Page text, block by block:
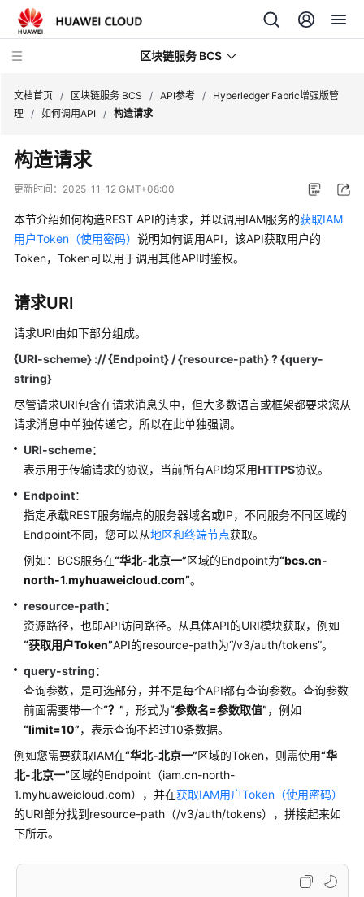
区块链服务 BCS
最
新
动
产
品
绍
计
说
明
快
入
门
用
户
南
最
佳
实
践
开
发
指
API
参
考
文档首页 / 区块链服务 BCS / API参考 /
Hyperledger Fabric增强版管
理 / 如何调用API / 构造请求
构造请求
更新时间： 2025-11-12 GMT+08:00
本节介绍如何构造REST API的请求，并以调用IAM服务的获取IAM
用户Token（使用密码） 说明如何调用API，该API获取用户的
Token，Token可以用于调用其他API时鉴权。
请求URI
请求URI由如下部分组成。
{URI-scheme} :// {Endpoint} / {resource-path} ? {query-
string}
尽管请求URI包含在请求消息头中，但大多数语言或框架都要求您从
请求消息中单独传递它，所以在此单独强调。
URI-scheme：
表示用于传输请求的协议，当前所有API均采用HTTPS协议。
Endpoint：
指定承载REST服务端点的服务器域名或IP，不同服务不同区域的
Endpoint不同，您可以从地区和终端节点获取。
例如：BCS服务在“华北-北京一”区域的Endpoint为“bcs.cn-
north-1.myhuaweicloud.com”。
resource-path：
资源路径，也即API访问路径。从具体API的URI模块获取，例如
“获取用户Token”API的resource-path为“/v3/auth/tokens”。
query-string：
查询参数，是可选部分，并不是每个API都有查询参数。查询参数
前面需要带一个“？”，形式为“参数名=参数取值”，例如
“limit=10”，表示查询不超过10条数据。
例如您需要获取IAM在“华北-北京一”区域的Token，则需使用“华
北-北京一”区域的Endpoint（iam.cn-north-
1.myhuaweicloud.com），并在获取IAM用户Token（使用密码）
的URI部分找到resource-path（/v3/auth/tokens），拼接起来如
下所示。